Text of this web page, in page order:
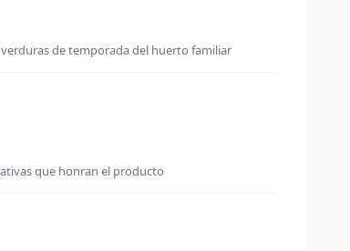
de temporada del huerto familiar
que honran el producto